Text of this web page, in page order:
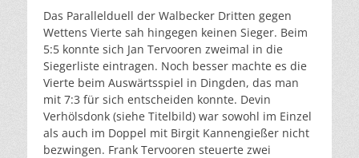
Das Parallelduell der Walbecker Dritten gegen
Wettens Vierte sah hingegen keinen Sieger. Beim
5:5 konnte sich Jan Tervooren zweimal in die
Siegerliste eintragen. Noch besser machte es die
Vierte beim Auswärtsspiel in Dingden, das man
mit 7:3 für sich entscheiden konnte. Devin
Verhölsdonk (siehe Titelbild) war sowohl im Einzel
als auch im Doppel mit Birgit Kannengießer nicht
bezwingen. Frank Tervooren steuerte zwei